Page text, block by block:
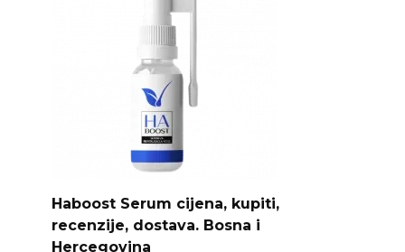
Haboost Serum cijena, kupiti,
recenzije, dostava. Bosna i
Hercegovina